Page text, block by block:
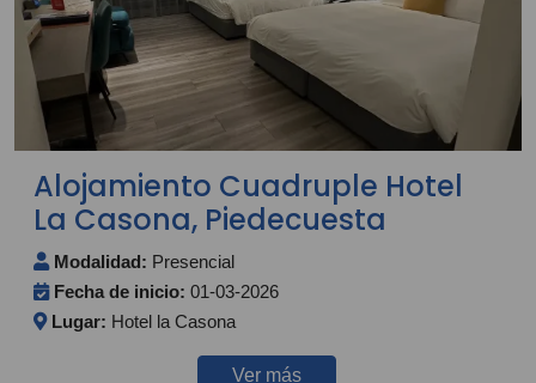
Alojamiento Cuadruple Hotel
La Casona, Piedecuesta
Modalidad: Presencial
Fecha de inicio: 01-03-2026
Lugar: Hotel la Casona
Ver más